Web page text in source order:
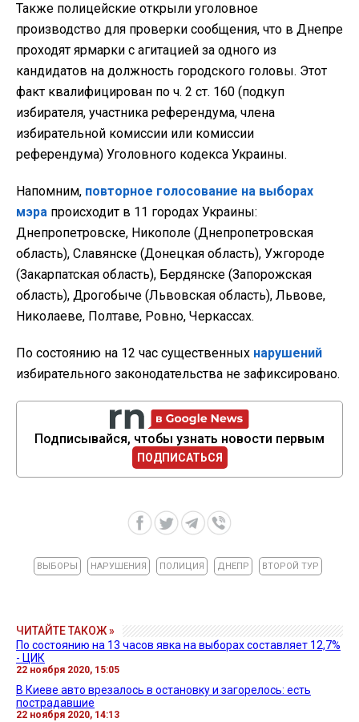
Также полицейские открыли уголовное
производство для проверки сообщения, что в Днепре
проходят ярмарки с агитацией за одного из
кандидатов на должность городского головы. Этот
факт квалифицирован по ч. 2 ст. 160 (подкуп
избирателя, участника референдума, члена
избирательной комиссии или комиссии
референдума) Уголовного кодекса Украины.
Напомним, повторное голосование на выборах
мэра происходит в 11 городах Украины:
Днепропетровске, Никополе (Днепропетровская
область), Славянске (Донецкая область), Ужгороде
(Закарпатская область), Бердянске (Запорожская
область), Дрогобыче (Львовская область), Львове,
Николаеве, Полтаве, Ровно, Черкассах.
По состоянию на 12 час существенных нарушений
избирательного законодательства не зафиксировано.
Подписывайся, чтобы узнать новости первым
ПОДПИСАТЬСЯ
ВЫБОРЫ НАРУШЕНИЯ ПОЛИЦИЯ ДНЕПР ВТОРОЙ ТУР
ЧИТАЙТЕ ТАКОЖ »
По состоянию на 13 часов явка на выборах составляет 12,7%
- ЦИК
22 ноября 2020, 15:05
В Киеве авто врезалось в остановку и загорелось: есть
пострадавшие
22 ноября 2020, 14:13